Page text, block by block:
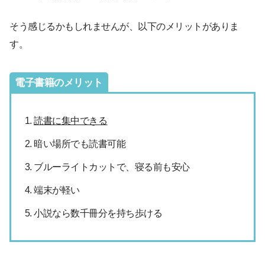
そう感じるかもしれませんが、以下のメリットがありま
す。
電子書籍のメリット
読書に集中できる
暗い場所でも読書可能
ブルーライトカットで、寝る前も安心
端末が軽い
小説なら数千冊分を持ち歩ける